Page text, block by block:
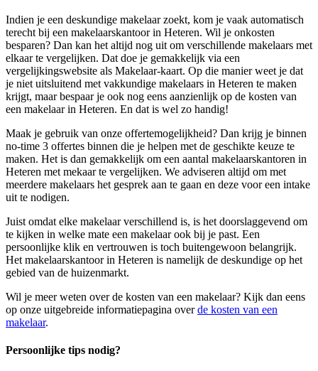
Indien je een deskundige makelaar zoekt, kom je vaak automatisch
terecht bij een makelaarskantoor in Heteren. Wil je onkosten
besparen? Dan kan het altijd nog uit om verschillende makelaars met
elkaar te vergelijken. Dat doe je gemakkelijk via een
vergelijkingswebsite als Makelaar-kaart. Op die manier weet je dat
je niet uitsluitend met vakkundige makelaars in Heteren te maken
krijgt, maar bespaar je ook nog eens aanzienlijk op de kosten van
een makelaar in Heteren. En dat is wel zo handig!
Maak je gebruik van onze offertemogelijkheid? Dan krijg je binnen
no-time 3 offertes binnen die je helpen met de geschikte keuze te
maken. Het is dan gemakkelijk om een aantal makelaarskantoren in
Heteren met mekaar te vergelijken. We adviseren altijd om met
meerdere makelaars het gesprek aan te gaan en deze voor een intake
uit te nodigen.
Juist omdat elke makelaar verschillend is, is het doorslaggevend om
te kijken in welke mate een makelaar ook bij je past. Een
persoonlijke klik en vertrouwen is toch buitengewoon belangrijk.
Het makelaarskantoor in Heteren is namelijk de deskundige op het
gebied van de huizenmarkt.
Wil je meer weten over de kosten van een makelaar? Kijk dan eens
op onze uitgebreide informatiepagina overde kosten van een
makelaar.
Persoonlijke tips nodig?